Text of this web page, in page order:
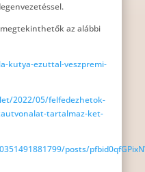
az alábbi
kutya-ezuttal-veszpremi-
2022/05/felfedezhetok-
tartalmaz-ket-
posts/